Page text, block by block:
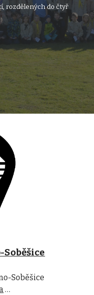
rozdělených do čtyř
Soběšice
Soběšice
…